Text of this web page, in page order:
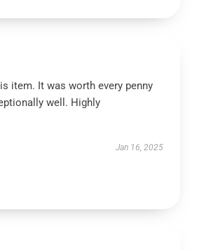
item. It was worth every penny
well. Highly
Jan 16, 2025